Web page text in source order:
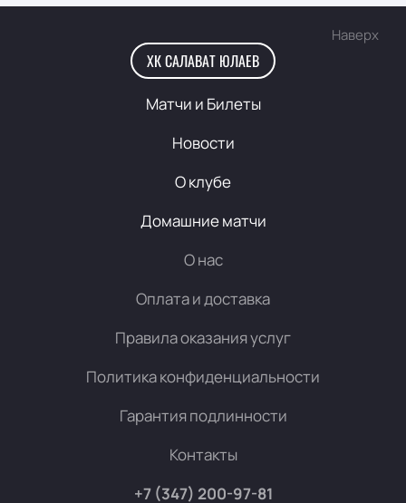
Наверх
ХК САЛАВАТ ЮЛАЕВ
Матчи и Билеты
Новости
О клубе
Домашние матчи
О нас
Оплата и доставка
Правила оказания услуг
Политика конфиденциальности
Гарантия подлинности
Контакты
+7 (347) 200-97-81